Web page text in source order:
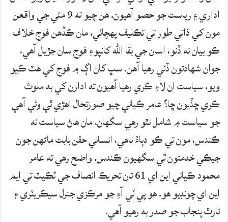
اداري ۽ رياست جو حصو آهيون. هن چيو ته 9 مئي جي واقعن
مون کي ذاتي طور تي تڪليف پهچائي، مان ڪڏهن فوج خلاف
ڪو بيان نه ڏنو، اسان جي بقا الله کانپوءِ فوج سان جڙيل آهي،
جوان شهادتون ڏئي رهيا آهن. سڀ کان اڳ ۾ فوج کي هٽ ڪيو
ويو، سياست ان لاءِ ڪري رهيا آهيون ته ادارن کي به ملوث
ڪري ڇڏيون ڇا؟ عامر ڪياني چيو صورتحال اهڙي ٿي وئي آهي
جو سياست ۾ شامل نٿو رهي سگهان، مان هاڻ سياست نه
ڪندس، مون تي ڪو دٻاءُ ناهي، انساني حقن بابت ماڻهن جون
جيڪي خدمتون ٿي سگهيون ڪندس. واضح رهي ته عامر
محمود ڪياني اين اي 61 تان تحريڪ انصاف جي ٽڪيٽ تي ايم
اين اي چونڊيو هو. هو پي ٽي آءِ جو مرڪزي جنرل سيڪريٽري ۽
نارٿ پنجاب جو صدر به رهيو آهي.